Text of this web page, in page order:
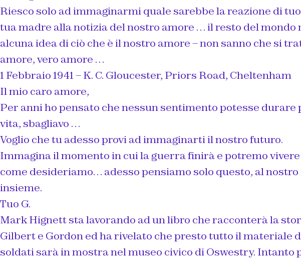
Riesco solo ad immaginarmi quale sarebbe la reazione di
tua madre alla notizia del nostro amore … il resto del mondo
alcuna idea di ciò che è il nostro amore – non sanno che si
amore, vero amore …
1 Febbraio 1941 – K. C. Gloucester, Priors Road, Cheltenham
Il mio caro amore,
Per anni ho pensato che nessun sentimento potesse durare
vita, sbagliavo …
Voglio che tu adesso provi ad immaginarti il nostro futuro.
Immagina il momento in cui la guerra finirà e potremo
come desideriamo… adesso pensiamo solo questo, al
insieme.
Tuo G.
Mark Hignett sta lavorando ad un libro che racconterà la
Gilbert e Gordon ed ha rivelato che presto tutto il materiale
soldati sarà in mostra nel museo civico di Oswestry. Intanto